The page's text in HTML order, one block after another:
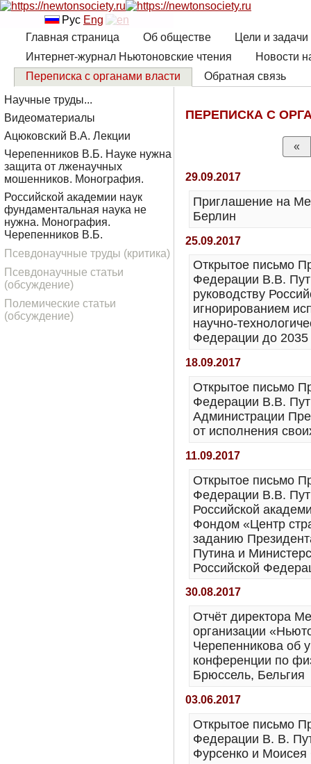
Рус Eng
Главная страница
Об обществе
Цели и
Интернет-журнал Ньютоновские чтения
Новости
Переписка с органами власти
Обратная связь
ПЕРЕПИСКА С
«
29.09.2017
Приглашение на
Берлин
25.09.2017
Открытое письмо
Федерации В.В.
руководству
игнорированием
научно-
Федерации до 2035
18.09.2017
Открытое письмо
Федерации В.В.
Администрации
от исполнения
11.09.2017
Открытое письмо
Федерации В.В.
Российской
Фондом «Центр
заданию
Путина и
Российской
30.08.2017
Отчёт директора
организации
Черепенникова об
конференции по
Брюссель, Бельгия
03.06.2017
Открытое письмо
Федерации В. В.
Фурсенко и
Научные труды...
Видеоматериалы
Ацюковский В.А. Лекции
Черепенников В.Б. Науке нужна
защита от лженаучных
мошенников. Монография.
Российской академии наук
фундаментальная наука не
нужна. Монография.
Черепенников В.Б.
Псевдонаучные труды (критика)
Псевдонаучные статьи
(обсуждение)
Полемические статьи
(обсуждение)